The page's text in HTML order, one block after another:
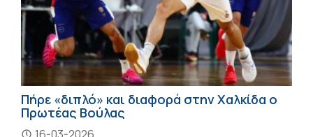
Πήρε «διπλό» και διαφορά στην Χαλκίδα ο
Πρωτέας Βούλας
16-03-2026